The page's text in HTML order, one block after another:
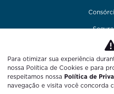
Seguro
Funilaria e
Fale
Para otimizar sua experiência
nossa Política de Cookies e para
respeitamos nossa Política de
navegação e visita você concorda